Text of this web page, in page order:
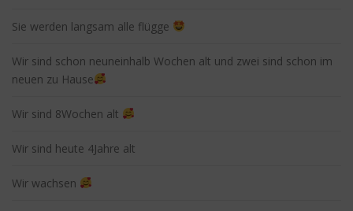
Sie werden langsam alle flügge
Wir sind schon neuneinhalb Wochen alt und zwei sind schon im
neuen zu Hause
Wir sind 8Wochen alt
Wir sind heute 4Jahre alt
Wir wachsen